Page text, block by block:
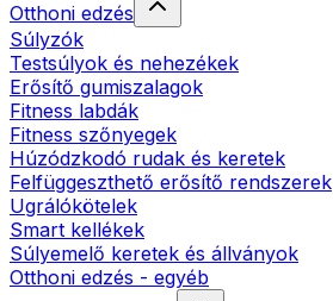
Otthoni edzés
Súlyzók
Testsúlyok és nehezékek
Erősítő gumiszalagok
Fitness labdák
Fitness szőnyegek
Húzódzkodó rudak és keretek
Felfüggeszthető erősítő rendszerek
Ugrálókötelek
Smart kellékek
Súlyemelő keretek és állványok
Otthoni edzés - egyéb